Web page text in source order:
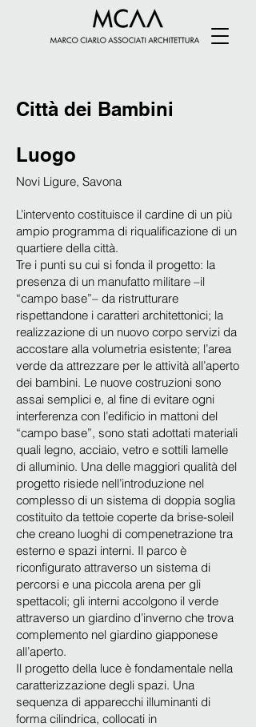
Città dei Bambini
Luogo
Novi Ligure, Savona
L’intervento costituisce il cardine di un più
ampio programma di riqualificazione di un
quartiere della città.
Tre i punti su cui si fonda il progetto: la
presenza di un manufatto militare –il
“campo base”– da ristrutturare
rispettandone i caratteri architettonici; la
realizzazione di un nuovo corpo servizi da
accostare alla volumetria esistente; l’area
verde da attrezzare per le attività all’aperto
dei bambini. Le nuove costruzioni sono
assai semplici e, al fine di evitare ogni
interferenza con l’edificio in mattoni del
“campo base”, sono stati adottati materiali
quali legno, acciaio, vetro e sottili lamelle
di alluminio. Una delle maggiori qualità del
progetto risiede nell’introduzione nel
complesso di un sistema di doppia soglia
costituito da tettoie coperte da brise-soleil
che creano luoghi di compenetrazione tra
esterno e spazi interni. Il parco è
riconfigurato attraverso un sistema di
percorsi e una piccola arena per gli
spettacoli; gli interni accolgono il verde
attraverso un giardino d’inverno che trova
complemento nel giardino giapponese
all’aperto.
Il progetto della luce è fondamentale nella
caratterizzazione degli spazi. Una
sequenza di apparecchi illuminanti di
forma cilindrica, collocati in